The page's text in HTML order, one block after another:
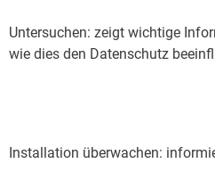
Untersuchen: zeigt wichtige
wie dies den Datenschutz
Installation überwachen: